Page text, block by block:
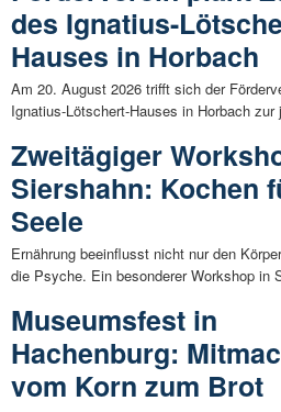
des Ignatius-
Hauses in Horbach
Am 20. August 2026 trifft sich der
Ignatius-Lötschert-Hauses in Horbach zur
Zweitägiger
Siershahn: Kochen
Seele
Ernährung beeinflusst nicht nur den
die Psyche. Ein besonderer Workshop in
Museumsfest in
Hachenburg:
vom Korn zum Brot